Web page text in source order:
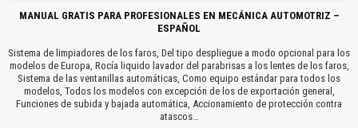
MANUAL GRATIS PARA PROFESIONALES EN MECÁNICA AUTOMOTRIZ –
ESPAÑOL
Sistema de limpiadores de los faros, Del tipo despliegue a modo opcional para los
modelos de Europa, Rocía liquido lavador del parabrisas a los lentes de los faros,
Sistema de las ventanillas automáticas, Como equipo estándar para todos los
modelos, Todos los modelos con excepción de los de exportación general,
Funciones de subida y bajada automática, Accionamiento de protección contra
atascos…